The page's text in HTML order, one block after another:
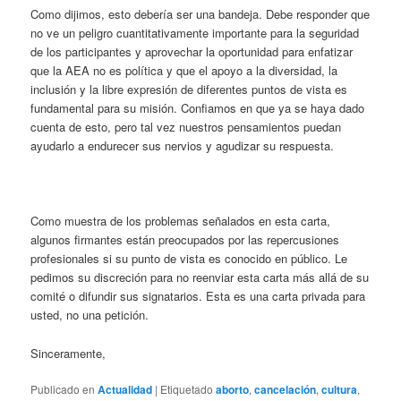
Como dijimos, esto debería ser una bandeja. Debe responder que
no ve un peligro cuantitativamente importante para la seguridad
de los participantes y aprovechar la oportunidad para enfatizar
que la AEA no es política y que el apoyo a la diversidad, la
inclusión y la libre expresión de diferentes puntos de vista es
fundamental para su misión. Confiamos en que ya se haya dado
cuenta de esto, pero tal vez nuestros pensamientos puedan
ayudarlo a endurecer sus nervios y agudizar su respuesta.
Como muestra de los problemas señalados en esta carta,
algunos firmantes están preocupados por las repercusiones
profesionales si su punto de vista es conocido en público. Le
pedimos su discreción para no reenviar esta carta más allá de su
comité o difundir sus signatarios. Esta es una carta privada para
usted, no una petición.
Sinceramente,
Publicado en Actualidad | Etiquetado aborto,cancelación,cultura,